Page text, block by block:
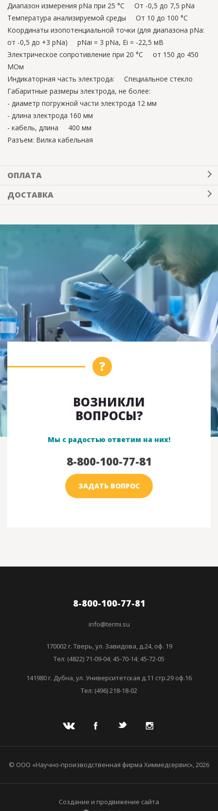
Диапазон измерения рNa при 25 °С От -0,5 до 7,5 рNa
Температура анализируемой среды От 10 до 100 °С
Координаты изопотенциальной точки (для диапазона pNa:
от -0,5 до +3 pNa) рNai = 3 рNa, Еi = -22,5 мВ
Электрическое сопротивление при 20 °С от 150 до 450
МОм
Индикаторная часть электрода: Специальное стекло
Габаритные размеры электрода, не более:
- диаметр погружной части электрода 12 мм
- длина электрода 160 мм
- кабель, длина 400 мм
Разъем: Вилка кабельная
ОПЛАТА
ДОСТАВКА
ВОЗНИКЛИ
ВОПРОСЫ?
Мы с радостью ответим на них!
8-800-100-77-81
ЗАДАТЬ ВОПРОС
8-800-100-77-81
info@termi.su
170002 г. Тверь, ул. Завидова, д.24, оф. 19
Тел: (4822) 71-09-04; 45-70-14; 45-72-05
141980 г. Дубна, ул. Университетская д.11 стр.29 оф.16
Тел: (496) 218-18-02
© ООО «Научно-производственная фирма Химмедсервис», 2026
Создание и продвижение сайта